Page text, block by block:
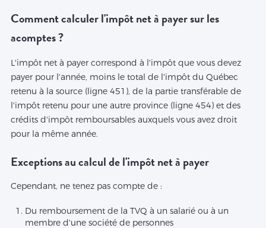
Comment calculer l'impôt net à payer sur les
acomptes ?
L'impôt net à payer correspond à l'impôt que vous devez
payer pour l'année, moins le total de l'impôt du Québec
retenu à la source (ligne 451), de la partie transférable de
l'impôt retenu pour une autre province (ligne 454) et des
crédits d'impôt remboursables auxquels vous avez droit
pour la même année.
Exceptions au calcul de l'impôt net à payer
Cependant, ne tenez pas compte de :
Du remboursement de la TVQ à un salarié ou à un
membre d'une société de personnes